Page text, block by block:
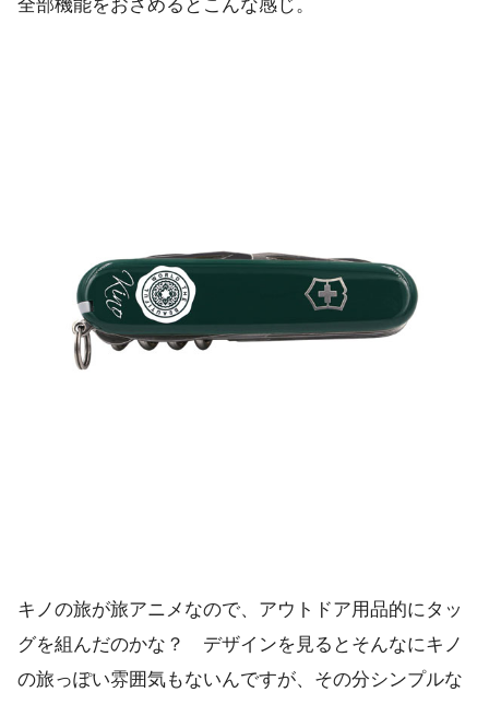
全部機能をおさめるとこんな感じ。
キノの旅が旅アニメなので、アウトドア用品的にタッ
グを組んだのかな？ デザインを見るとそんなにキノ
の旅っぽい雰囲気もないんですが、その分シンプルな